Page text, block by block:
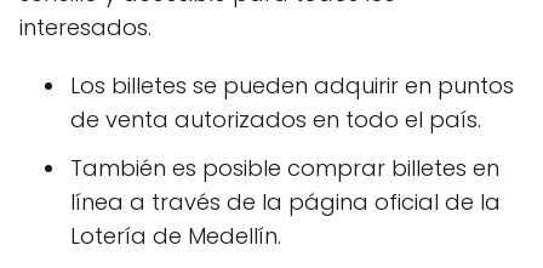
interesados.
Los billetes se pueden adquirir en puntos
de venta autorizados en todo el país.
También es posible comprar billetes en
línea a través de la página oficial de la
Lotería de Medellín.